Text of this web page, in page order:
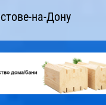
на-Дону